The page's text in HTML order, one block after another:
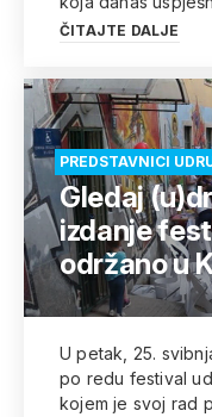
ČITAJTE DALJE
PREDSTAVNICI
Gledaj
izdanje
održano u
U petak, 25.
po redu festival
kojem je svoj rad